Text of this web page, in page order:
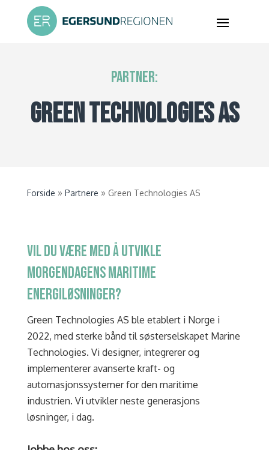
PARTNER:
GREEN TECHNOLOGIES AS
Forside » Partnere » Green Technologies AS
VIL DU VÆRE MED Å UTVIKLE
MORGENDAGENS MARITIME
ENERGILØSNINGER?
Green Technologies AS ble etablert i Norge i
2022, med sterke bånd til søsterselskapet Marine
Technologies. Vi designer, integrerer og
implementerer avanserte kraft- og
automasjonssystemer for den maritime
industrien. Vi utvikler neste generasjons
løsninger, i dag.